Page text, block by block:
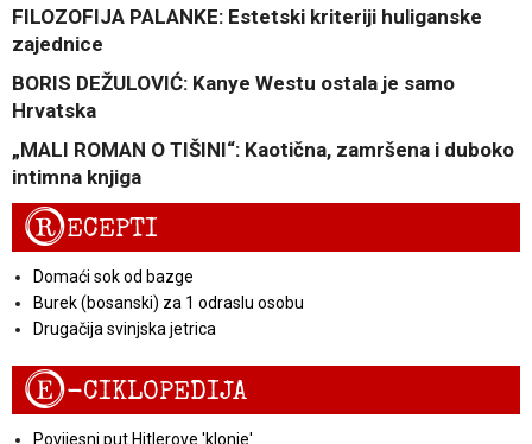
FILOZOFIJA PALANKE: Estetski kriteriji huliganske
zajednice
BORIS DEŽULOVIĆ: Kanye Westu ostala je samo
Hrvatska
„MALI ROMAN O TIŠINI“: Kaotična, zamršena i duboko
intimna knjiga
RECEPTI
Domaći sok od bazge
Burek (bosanski) za 1 odraslu osobu
Drugačija svinjska jetrica
E-CIKLOPEDIJA
Povijesni put Hitlerove 'klonje'